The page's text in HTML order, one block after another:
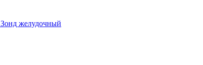
Зонд желудочный